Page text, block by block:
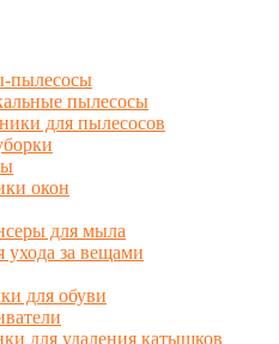
пылесосы
пылесосы
для пылесосов
окон
для мыла
за вещами
для обуви
для удаления катышков